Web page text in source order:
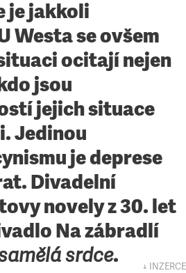
je jakkoli
Westa se ovšem
ocitají nejen
jsou
jejich situace
Jedinou
je deprese
Divadelní
novely z 30. let
Na zábradlí
srdce. ↓ INZERCE